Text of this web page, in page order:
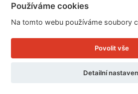
Používáme cookies
Na tomto webu používáme soubory
Povolit vše
Detailní